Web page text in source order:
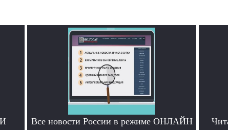
Все новости России в режиме ОНЛАЙН